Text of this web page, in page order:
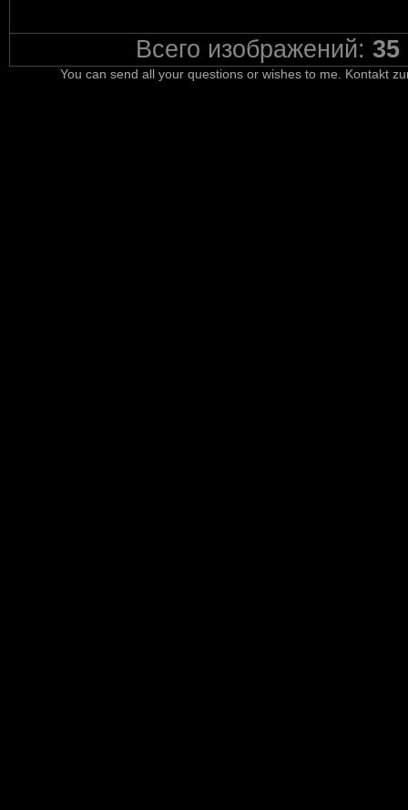
Всего изображений:35
You can send all your questions or wishes to me. Kontakt